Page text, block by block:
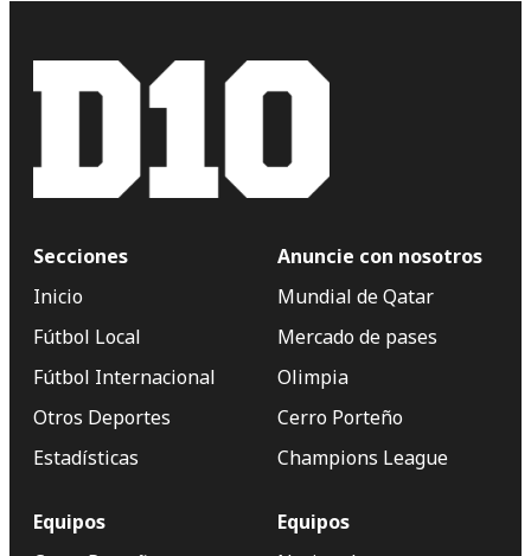
Secciones
Inicio
Fútbol Local
Fútbol Internacional
Otros Deportes
Estadísticas
Anuncie con nosotros
Mundial de Qatar
Mercado de pases
Olimpia
Cerro Porteño
Champions League
Equipos
Equipos